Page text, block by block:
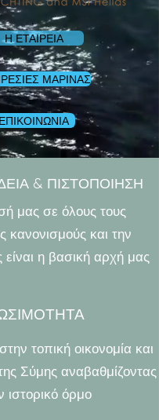
Η ΕΤΑΙΡΕΙΑ
ΜΑΡΙΝΑΣ
ΕΠΙΚΟΙΝΩΝΙΑ
& ΠΙΣΤΟΠΟΙΗΣΗ
μας σε όλους τους
κανονισμούς και την
η βασική αρχή μας
τοπική οικονομία και
Σύμης αναβαθμίζοντας
ιστορικό όρμο